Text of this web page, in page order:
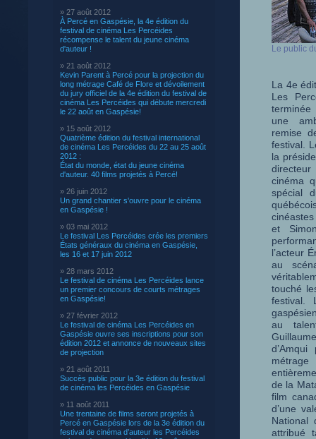
» 27 août 2012
À Percé en Gaspésie, la 4e édition du
festival de cinéma Les Percéides
récompense le talent du jeune cinéma
d'auteur !
» 21 août 2012
Kevin Parent à Percé pour la projection du
long métrage Café de Flore et dévoilement
du jury officiel de la 4e édition du festival de
cinéma Les Percéides qui débute mercredi
le 22 août en Gaspésie!
» 15 août 2012
Quatrième édition du festival international
de cinéma Les Percéides du 22 au 25 août
2012 :
État du monde, état du jeune cinéma
d'auteur. 40 films projetés à Percé!
» 26 juin 2012
Un grand chantier s'ouvre pour le cinéma
en Gaspésie !
» 03 mai 2012
Le festival Les Percéides crée les premiers
États généraux du cinéma en Gaspésie,
les 16 et 17 juin 2012
» 28 mars 2012
Le festival de cinéma Les Percéides lance
un premier concours de courts métrages
en Gaspésie!
» 27 février 2012
Le festival de cinéma Les Percéides en
Gaspésie ouvre ses inscriptions pour son
édition 2012 et annonce de nouveaux sites
de projection
» 21 août 2011
Succès public pour la 3e édition du festival
de cinéma les Percéides en Gaspésie
» 11 août 2011
Une trentaine de films seront projetés à
Percé en Gaspésie lors de la 3e édition du
festival de cinéma d’auteur les Percéides
Le public
La 4e
Les
terminée
une
remise
festival.
la
cinéma
spécial
et
l’acteur
au
touché
festival.
au
de la
film
d’une
National
attribué